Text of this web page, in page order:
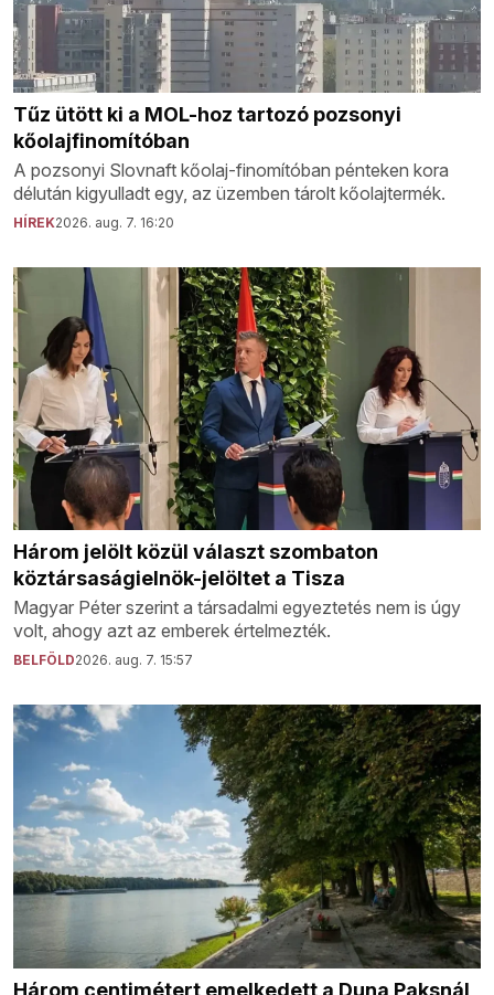
Tűz ütött ki a MOL-hoz tartozó pozsonyi
kőolajfinomítóban
A pozsonyi Slovnaft kőolaj-finomítóban pénteken kora
délután kigyulladt egy, az üzemben tárolt kőolajtermék.
HÍREK2026. aug. 7. 16:20
Három jelölt közül választ szombaton
köztársaságielnök-jelöltet a Tisza
Magyar Péter szerint a társadalmi egyeztetés nem is úgy
volt, ahogy azt az emberek értelmezték.
BELFÖLD2026. aug. 7. 15:57
Három centimétert emelkedett a Duna Paksnál